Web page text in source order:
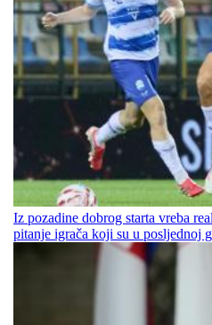
Iz pozadine dobrog starta vreba
pitanje igrača koji su u posljednoj